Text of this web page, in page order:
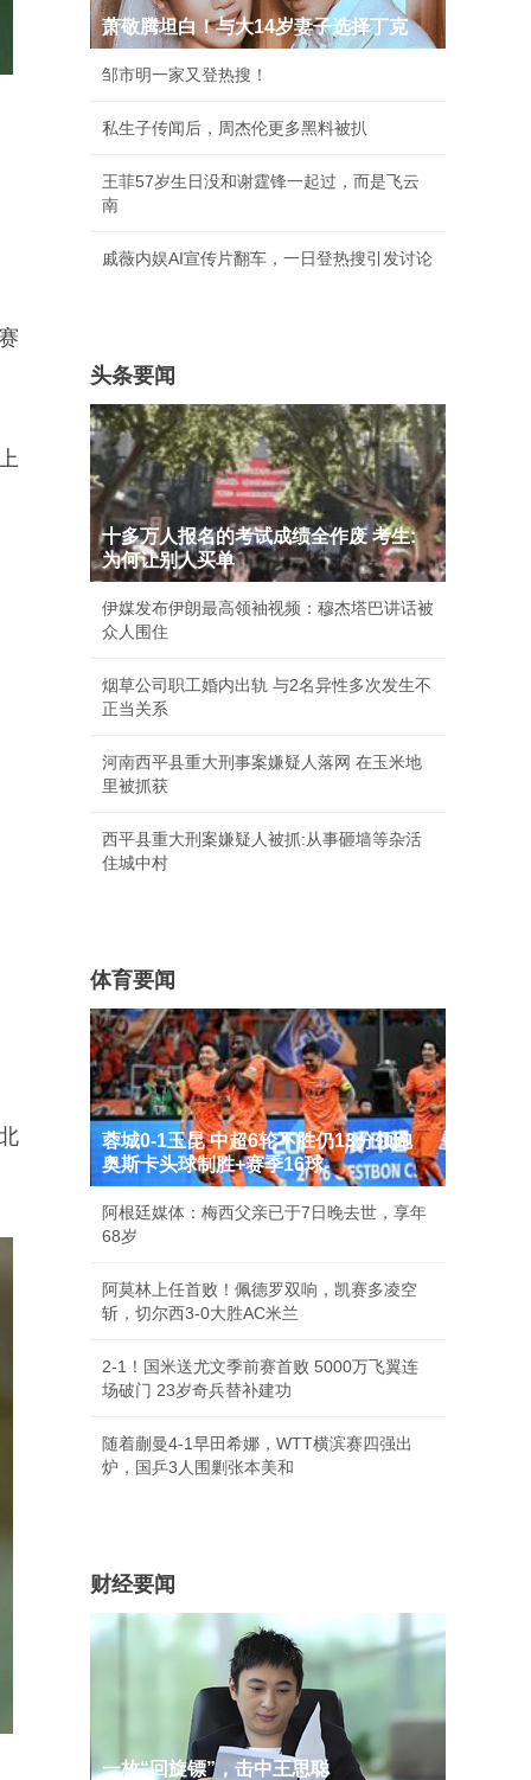
萧敬腾坦白！与大14岁妻子选择丁克
邹市明一家又登热搜！
私生子传闻后，周杰伦更多黑料被扒
王菲57岁生日没和谢霆锋一起过，而是飞云
南
戚薇内娱AI宣传片翻车，一日登热搜引发讨论
头条要闻
十多万人报名的考试成绩全作废 考生:
为何让别人买单
伊媒发布伊朗最高领袖视频：穆杰塔巴讲话被
众人围住
烟草公司职工婚内出轨 与2名异性多次发生不
正当关系
河南西平县重大刑事案嫌疑人落网 在玉米地
里被抓获
西平县重大刑案嫌疑人被抓:从事砸墙等杂活
住城中村
体育要闻
蓉城0-1玉昆 中超6轮不胜仍13分领跑
奥斯卡头球制胜+赛季16球
阿根廷媒体：梅西父亲已于7日晚去世，享年
68岁
阿莫林上任首败！佩德罗双响，凯赛多凌空
斩，切尔西3-0大胜AC米兰
2-1！国米送尤文季前赛首败 5000万飞翼连
场破门 23岁奇兵替补建功
随着蒯曼4-1早田希娜，WTT横滨赛四强出
炉，国乒3人围剿张本美和
财经要闻
一枚“回旋镖”，击中王思聪